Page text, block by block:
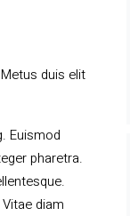
duis elit
Euismod
pharetra.
diam